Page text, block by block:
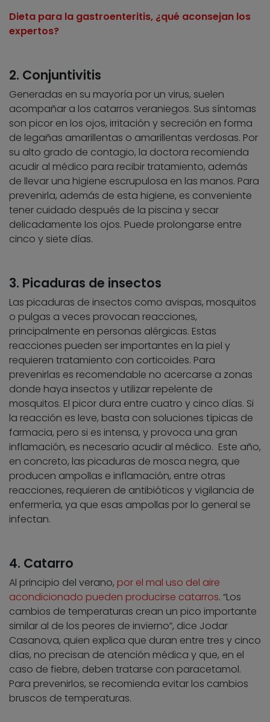
Dieta para la gastroenteritis, ¿qué aconsejan los
expertos?
2. Conjuntivitis
Generadas en su mayoría por un virus, suelen
acompañar a los catarros veraniegos. Sus síntomas
son picor en los ojos, irritación y secreción en forma
de legañas amarillentas o amarillentas verdosas. Por
su alto grado de contagio, la doctora recomienda
acudir al médico para recibir tratamiento, además
de llevar una higiene escrupulosa en las manos. Para
prevenirla, además de esta higiene, es conveniente
tener cuidado después de la piscina y secar
delicadamente los ojos. Puede prolongarse entre
cinco y siete días.
3. Picaduras de insectos
Las picaduras de insectos como avispas, mosquitos
o pulgas a veces provocan reacciones,
principalmente en personas alérgicas. Estas
reacciones pueden ser importantes en la piel y
requieren tratamiento con corticoides. Para
prevenirlas es recomendable no acercarse a zonas
donde haya insectos y utilizar repelente de
mosquitos. El picor dura entre cuatro y cinco días. Si
la reacción es leve, basta con soluciones típicas de
farmacia, pero si es intensa, y provoca una gran
inflamación, es necesario acudir al médico. Este año,
en concreto, las picaduras de mosca negra, que
producen ampollas e inflamación, entre otras
reacciones, requieren de antibióticos y vigilancia de
enfermería, ya que esas ampollas por lo general se
infectan.
4. Catarro
Al principio del verano, por el mal uso del aire
acondicionado pueden producirse catarros. “Los
cambios de temperaturas crean un pico importante
similar al de los peores de invierno”, dice Jodar
Casanova, quien explica que duran entre tres y cinco
días, no precisan de atención médica y que, en el
caso de fiebre, deben tratarse con paracetamol.
Para prevenirlos, se recomienda evitar los cambios
bruscos de temperaturas.